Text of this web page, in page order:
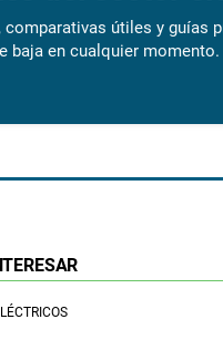
útiles y guías
baja en cualquier momento.